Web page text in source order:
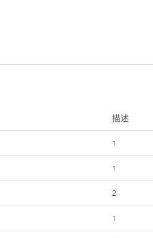
描述
1
1
2
1